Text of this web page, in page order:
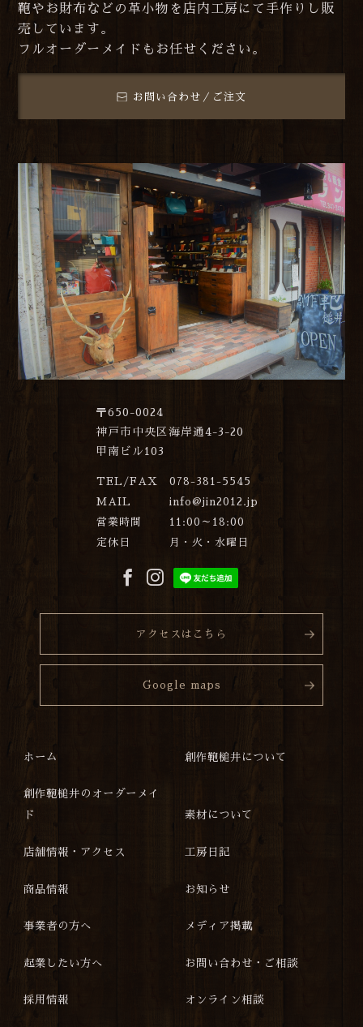
鞄やお財布などの革小物を店内工房にて手作りし販
売しています。
フルオーダーメイドもお任せください。
お問い合わせ／ご注文
〒650-0024
神戸市中央区海岸通4-3-20
甲南ビル103
TEL/FAX
078-381-5545
MAIL
info@jin2012.jp
営業時間
11:00～18:00
定休日
月・火・水曜日
アクセスはこちら
Google maps
ホーム 創作鞄槌井について
創作鞄槌井のオーダーメイ
ド
素材について
店舗情報・アクセス 工房日記
商品情報 お知らせ
事業者の方へ メディア掲載
起業したい方へ お問い合わせ・ご相談
採用情報 オンライン相談